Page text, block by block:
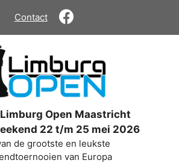
Contact
Limburg Open Maastricht
22 t/m 25 mei 2026
de grootste en leukste
van Europa